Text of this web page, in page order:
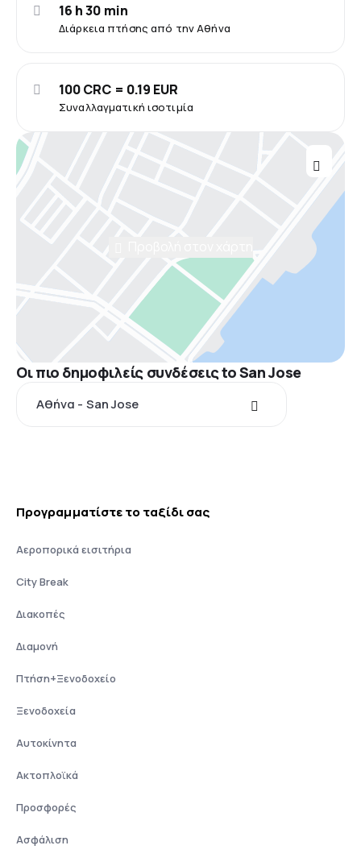
Διάρκεια πτήσης από την Αθήνα
16 h 30 min
Συναλλαγματική ισοτιμία
100 CRC = 0.19 EUR
Οι πιο δημοφιλείς συνδέσεις to San Jose
Αθήνα - San Jose
Προγραμματίστε το ταξίδι σας
Αεροπορικά εισιτήρια
City Break
Διακοπές
Διαμονή
Πτήση+Ξενοδοχείο
Ξενοδοχεία
Αυτοκίνητα
Ακτοπλοϊκά
Προσφορές
Ασφάλιση